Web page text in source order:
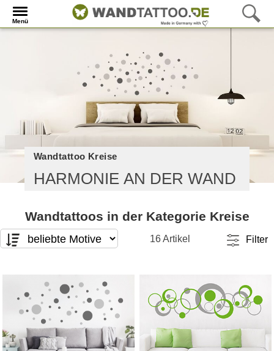
Menü
Wandtattoo Kreise
HARMONIE AN DER WAND
Wandtattoos in der Kategorie Kreise
16 Artikel Filter
nur Text (0)
nur Motiv(16)
Text mit Motiv(0)
Hochformat(6)
Querformat(10)
Quadrat (0)